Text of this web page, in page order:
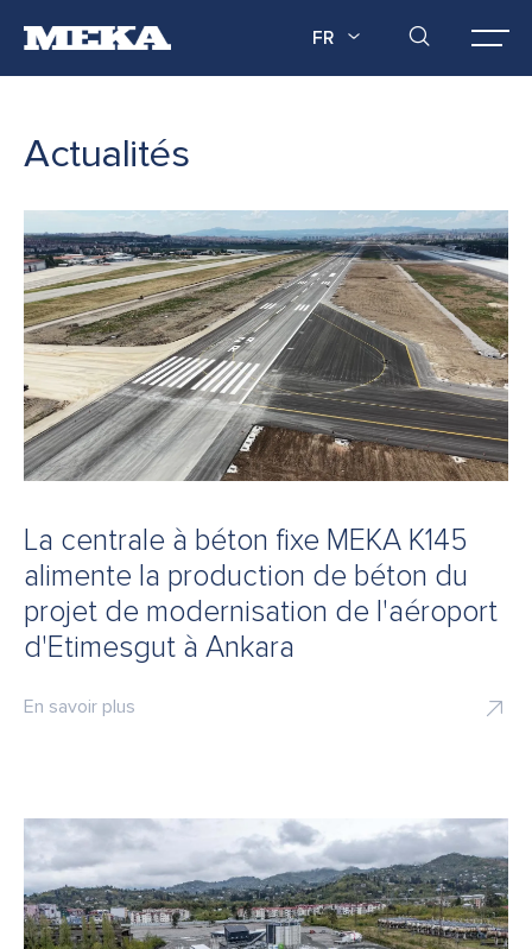
FR
Actualités
La centrale à béton fixe MEKA K145
alimente la production de béton du
projet de modernisation de l'aéroport
d'Etimesgut à Ankara
En savoir plus